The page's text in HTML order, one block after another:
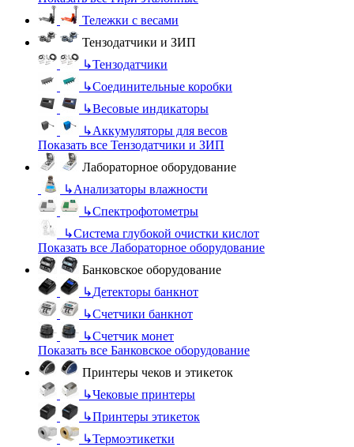
Тележки с весами
Тензодатчики и ЗИП
↳Тензодатчики
↳Соединительные коробки
↳Весовые индикаторы
↳Аккумуляторы для весов
Показать все Тензодатчики и ЗИП
Лабораторное оборудование
↳Анализаторы влажности
↳Спектрофотометры
↳Система глубокой очистки кислот
Показать все Лабораторное оборудование
Банковское оборудование
↳Детекторы банкнот
↳Счетчики банкнот
↳Счетчик монет
Показать все Банковское оборудование
Принтеры чеков и этикеток
↳Чековые принтеры
↳Принтеры этикеток
↳Термоэтикетки